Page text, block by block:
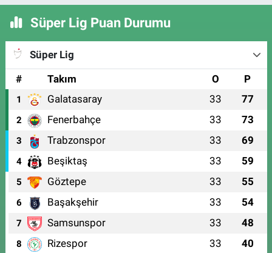
Süper Lig Puan Durumu
Süper Lig
#
Takım O P
1 Galatasaray 33 77
2 Fenerbahçe 33 73
3 Trabzonspor 33 69
4 Beşiktaş 33 59
5 Göztepe 33 55
6 Başakşehir 33 54
7 Samsunspor 33 48
8 Rizespor 33 40